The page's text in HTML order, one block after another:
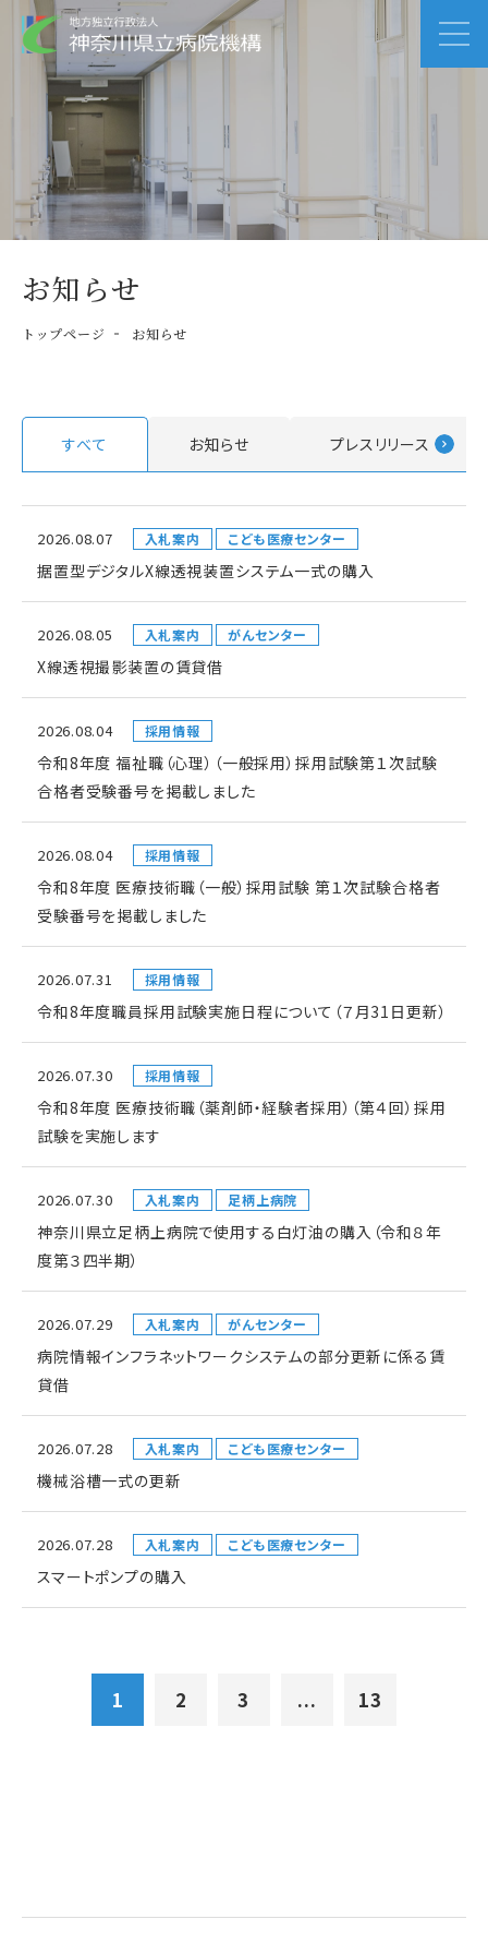
お知らせ
トップページ お知らせ
すべて お知らせ プレスリリース
2026.08.07 入札案内 こども医療センター
据置型デジタルX線透視装置システム一式の購入
2026.08.05 入札案内 がんセンター
X線透視撮影装置の賃貸借
2026.08.04 採用情報
令和8年度 福祉職（心理）（一般採用）採用試験第１次試験
合格者受験番号を掲載しました
2026.08.04 採用情報
令和8年度 医療技術職（一般）採用試験 第１次試験合格者
受験番号を掲載しました
2026.07.31 採用情報
令和8年度職員採用試験実施日程について（７月31日更新）
2026.07.30 採用情報
令和8年度 医療技術職（薬剤師・経験者採用）（第４回）採用
試験を実施します
2026.07.30 入札案内 足柄上病院
神奈川県立足柄上病院で使用する白灯油の購入（令和８年
度第３四半期）
2026.07.29 入札案内 がんセンター
病院情報インフラネットワークシステムの部分更新に係る賃
貸借
2026.07.28 入札案内 こども医療センター
機械浴槽一式の更新
2026.07.28 入札案内 こども医療センター
スマートポンプの購入
1 2 3 ... 13